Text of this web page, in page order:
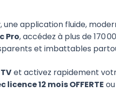
, une application fluide,
Pro, accédez à plus de 170
et imbattables
et activez rapidement
licence 12 mois OFFERTE ou